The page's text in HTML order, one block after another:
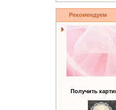
Рекомендуем
Получить